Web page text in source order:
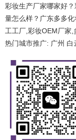
彩妆生产厂家哪家好
量怎么样？广东多多
工工厂,彩妆OEM厂家
热门城市推广: 广州 白